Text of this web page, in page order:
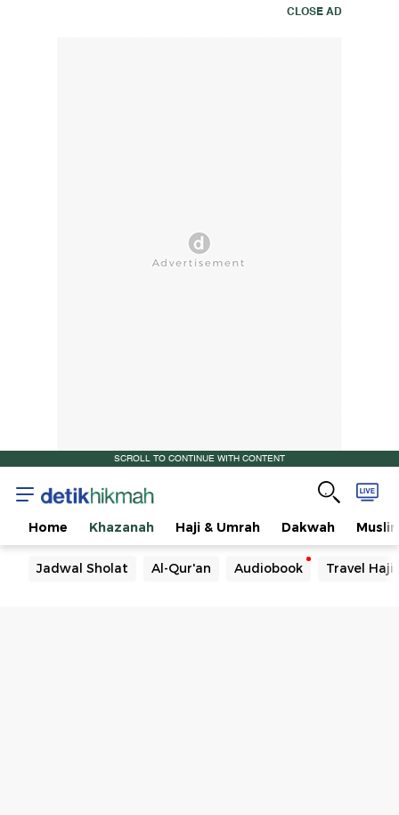
CLOSE AD
SCROLL TO CONTINUE WITH CONTENT
Home Khazanah Haji & Umrah Dakwah
Jadwal Sholat Al-Qur'an Audiobook Travel Haji